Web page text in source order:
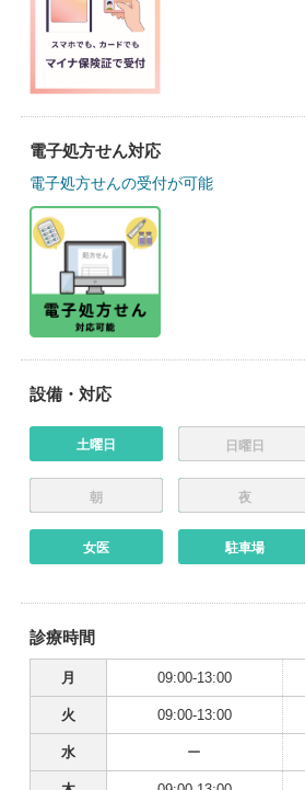
電子処方せん対応
電子処方せんの受付が可能
設備・対応
土曜日 日曜日
朝 夜
女医 駐車場
診療時間
月 09:00-13:00
火 09:00-13:00
水 ー